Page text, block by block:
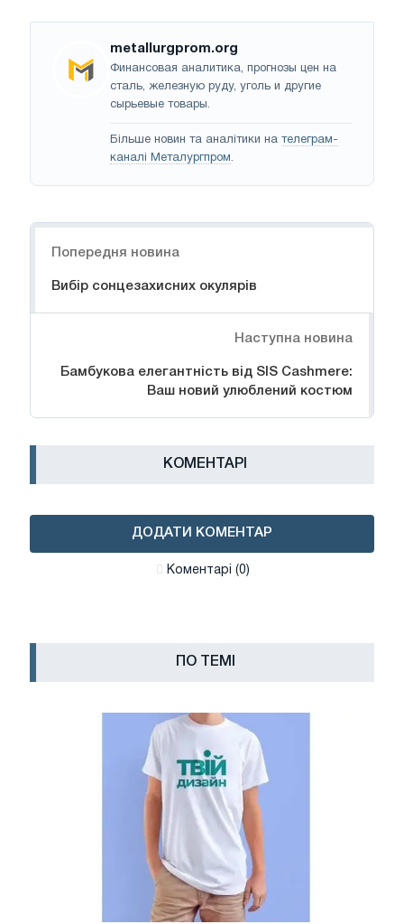
metallurgprom.org
Финансовая аналитика, прогнозы цен на
сталь, железную руду, уголь и другие
сырьевые товары.
Більше новин та аналітики на телеграм-
каналі Металургпром.
Попередня новина
Вибір сонцезахисних окулярів
Наступна новина
Бамбукова елегантність від SIS Cashmere:
Ваш новий улюблений костюм
КОМЕНТАРІ
ДОДАТИ КОМЕНТАР
Коментарі (0)
ПО ТЕМІ